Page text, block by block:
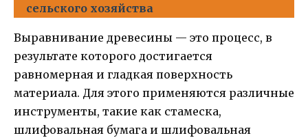
сельского хозяйства
Выравнивание древесины — это процесс, в
результате которого достигается
равномерная и гладкая поверхность
материала. Для этого применяются различные
инструменты, такие как стамеска,
шлифовальная бумага и шлифовальная